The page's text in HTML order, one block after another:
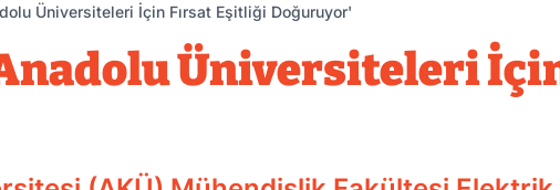
Üniversiteleri İçin Fırsat Eşitliği Doğuruyor'
Üniversiteleri